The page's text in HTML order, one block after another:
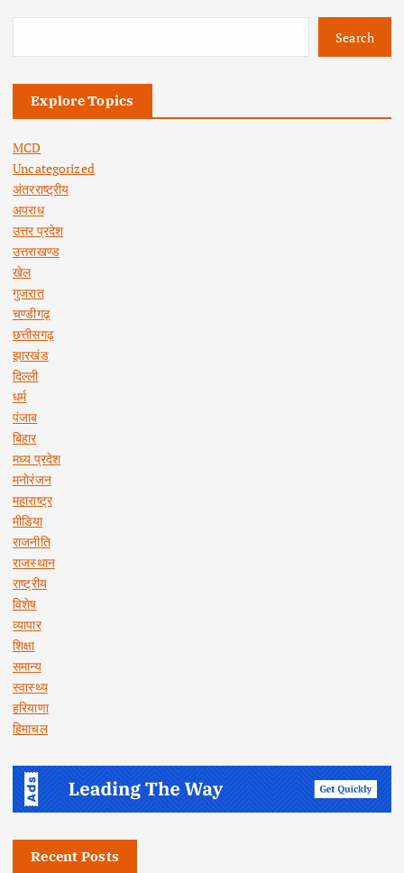
Search
Explore Topics
MCD
Uncategorized
अंतरराष्ट्रीय
अपराध
उत्तर प्रदेश
उत्तराखण्ड
खेल
गुजरात
चण्डीगढ़
छत्तीसगढ़
झारखंड
दिल्ली
धर्म
पंजाब
बिहार
मध्य प्रदेश
मनोरंजन
महाराष्ट्र
मीडिया
राजनीति
राजस्थान
राष्ट्रीय
विशेष
व्यापार
शिक्षा
समान्य
स्वास्थ्य
हरियाणा
हिमाचल
Recent Posts